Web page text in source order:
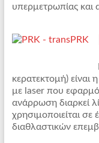
υπερμετρωπίας και
κερατεκτομή)
με laser που
ανάρρωση διαρκεί
χρησιμοποιείται
διαθλαστικών